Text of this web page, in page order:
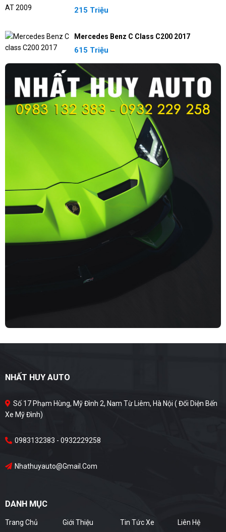
215 Triệu
Mercedes Benz C Class C200 2017
615 Triệu
NHẤT HUY AUTO
Số 17 Phạm Hùng, Mỹ Đình 2, Nam Từ Liêm, Hà Nội ( Đối Diện Bến
Xe Mỹ Đình)
0983132383 - 0932229258
Nhathuyauto@gmail.com
DANH MỤC
Trang Chủ Giới Thiệu Tin Tức Xe Liên Hệ